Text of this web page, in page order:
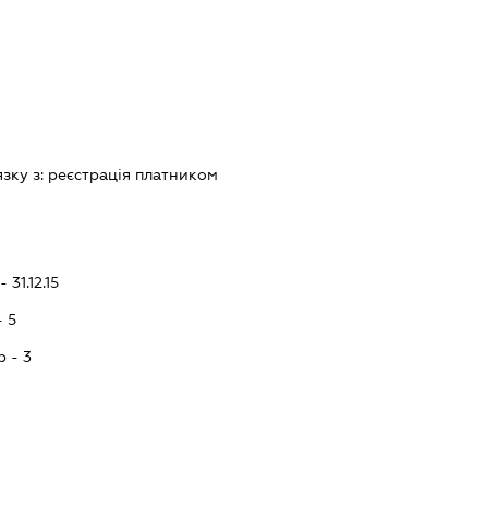
з: реєстрацiя платником
5
- 3